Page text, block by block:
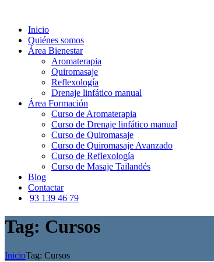
Inicio
Quiénes somos
Área Bienestar
Aromaterapia
Quiromasaje
Reflexología
Drenaje linfático manual
Área Formación
Curso de Aromaterapia
Curso de Drenaje linfático manual
Curso de Quiromasaje
Curso de Quiromasaje Avanzado
Curso de Reflexología
Curso de Masaje Tailandés
Blog
Contactar
93 139 46 79
Tag: Cursos
InicioTag: Cursos